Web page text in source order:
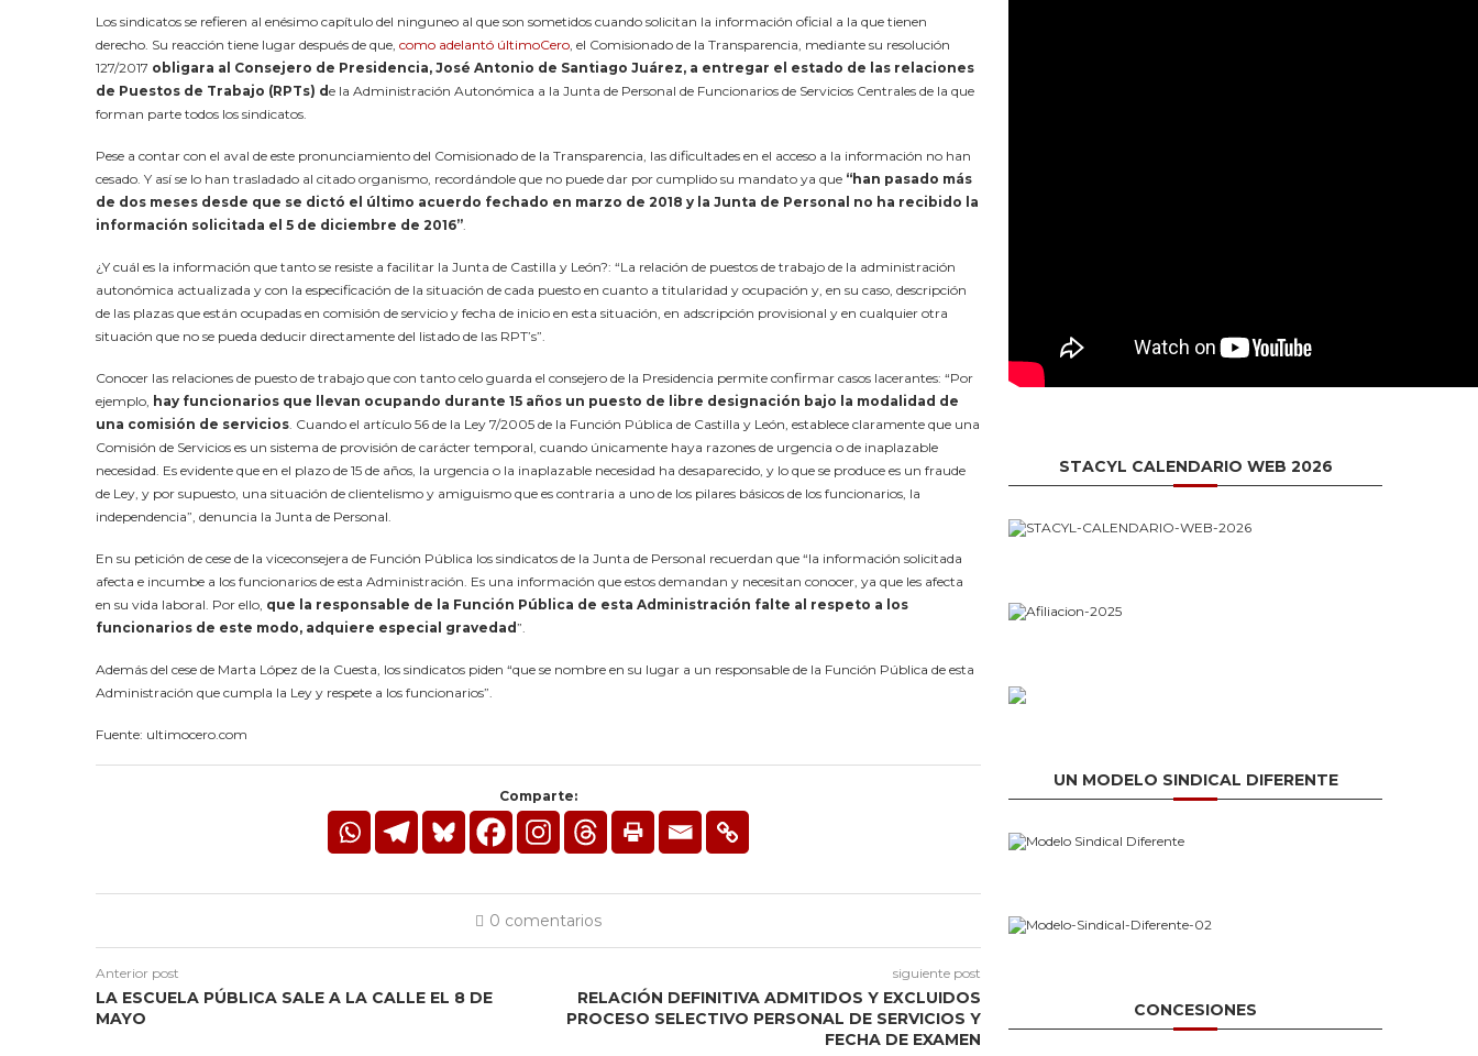
Los sindicatos se refieren al enésimo capítulo del ninguneo al que son sometidos cuando solicitan la información oficial a la que tienen
derecho. Su reacción tiene lugar después de que, como adelantó últimoCero, el Comisionado de la Transparencia, mediante su resolución
127/2017 obligara al Consejero de Presidencia, José Antonio de Santiago Juárez, a entregar el estado de las relaciones
de Puestos de Trabajo (RPTs) d e la Administración Autonómica a la Junta de Personal de Funcionarios de Servicios Centrales de la que
forman parte todos los sindicatos.
Pese a contar con el aval de este pronunciamiento del Comisionado de la Transparencia, las dificultades en el acceso a la información no han
cesado. Y así se lo han trasladado al citado organismo, recordándole que no puede dar por cumplido su mandato ya que “han pasado más
de dos meses desde que se dictó el último acuerdo fechado en marzo de 2018 y la Junta de Personal no ha recibido la
información solicitada el 5 de diciembre de 2016”.
¿Y cuál es la información que tanto se resiste a facilitar la Junta de Castilla y León?: “La relación de puestos de trabajo de la administración
autonómica actualizada y con la especificación de la situación de cada puesto en cuanto a titularidad y ocupación y, en su caso, descripción
de las plazas que están ocupadas en comisión de servicio y fecha de inicio en esta situación, en adscripción provisional y en cualquier otra
situación que no se pueda deducir directamente del listado de las RPT’s”.
Conocer las relaciones de puesto de trabajo que con tanto celo guarda el consejero de la Presidencia permite confirmar casos lacerantes: “Por
ejemplo, hay funcionarios que llevan ocupando durante 15 años un puesto de libre designación bajo la modalidad de
una comisión de servicios. Cuando el artículo 56 de la Ley 7/2005 de la Función Pública de Castilla y León, establece claramente que una
Comisión de Servicios es un sistema de provisión de carácter temporal, cuando únicamente haya razones de urgencia o de inaplazable
necesidad. Es evidente que en el plazo de 15 de años, la urgencia o la inaplazable necesidad ha desaparecido, y lo que se produce es un fraude
de Ley, y por supuesto, una situación de clientelismo y amiguismo que es contraria a uno de los pilares básicos de los funcionarios, la
independencia”, denuncia la Junta de Personal.
En su petición de cese de la viceconsejera de Función Pública los sindicatos de la Junta de Personal recuerdan que “la información solicitada
afecta e incumbe a los funcionarios de esta Administración. Es una información que estos demandan y necesitan conocer, ya que les afecta
en su vida laboral. Por ello, que la responsable de la Función Pública de esta Administración falte al respeto a los
funcionarios de este modo, adquiere especial gravedad ”.
Además del cese de Marta López de la Cuesta, los sindicatos piden “que se nombre en su lugar a un responsable de la Función Pública de esta
Administración que cumpla la Ley y respete a los funcionarios”.
Fuente: ultimocero.com
Comparte:
0 comentarios
Anterior post
LA ESCUELA PÚBLICA SALE A LA CALLE EL 8 DE
MAYO
siguiente post
RELACIÓN DEFINITIVA ADMITIDOS Y EXCLUIDOS
PROCESO SELECTIVO PERSONAL DE SERVICIOS Y
FECHA DE EXAMEN
STACYL CALENDARIO WEB 2026
UN MODELO SINDICAL DIFERENTE
CONCESIONES